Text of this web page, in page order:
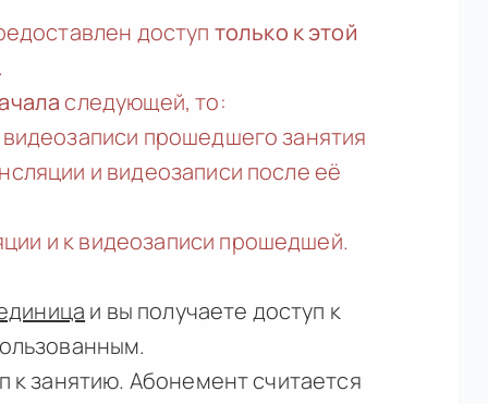
доступ только к этой
следующей, то:
прошедшего занятия
и видеозаписи после её
и к видеозаписи прошедшей.
и вы получаете доступ к
к занятию. Абонемент считается